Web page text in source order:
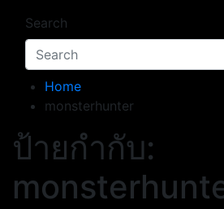
Search
Home
monsterhunter
ป้ายกำกับ: